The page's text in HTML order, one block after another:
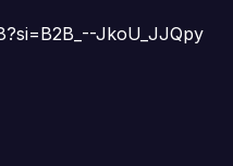
JkoU_JJQpy